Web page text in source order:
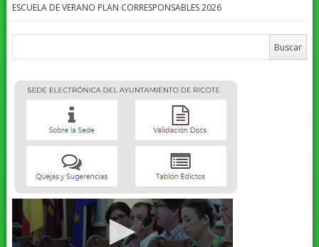
ESCUELA DE VERANO PLAN CORRESPONSABLES 2026